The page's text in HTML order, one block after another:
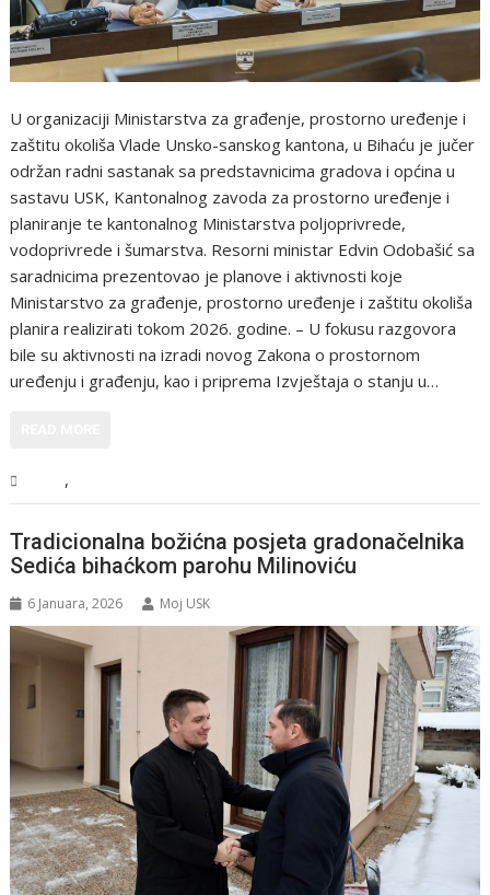
U organizaciji Ministarstva za građenje, prostorno uređenje i
zaštitu okoliša Vlade Unsko-sanskog kantona, u Bihaću je jučer
održan radni sastanak sa predstavnicima gradova i općina u
sastavu USK, Kantonalnog zavoda za prostorno uređenje i
planiranje te kantonalnog Ministarstva poljoprivrede,
vodoprivrede i šumarstva. Resorni ministar Edvin Odobašić sa
saradnicima prezentovao je planove i aktivnosti koje
Ministarstvo za građenje, prostorno uređenje i zaštitu okoliša
planira realizirati tokom 2026. godine. – U fokusu razgovora
bile su aktivnosti na izradi novog Zakona o prostornom
uređenju i građenju, kao i priprema Izvještaja o stanju u…
,
Tradicionalna božićna posjeta gradonačelnika
Sedića bihaćkom parohu Milinoviću
6 Januara, 2026 Moj USK